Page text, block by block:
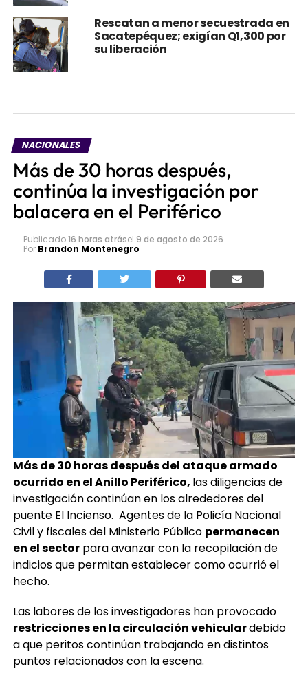
Rescatan a menor secuestrada en
Sacatepéquez; exigían Q1,300 por
su liberación
NACIONALES
Más de 30 horas después,
continúa la investigación por
balacera en el Periférico
Publicado16 horas atrásel 9 de agosto de 2026
Por Brandon Montenegro
Más de 30 horas después del ataque armado
ocurrido en el Anillo Periférico, las diligencias de
investigación continúan en los alrededores del
puente El Incienso. Agentes de la Policía Nacional
Civil y fiscales del Ministerio Público permanecen
en el sectorpara avanzar con la recopilación de
indicios que permitan establecer como ocurrió el
hecho.
Las labores de los investigadores han provocado
restricciones en la circulación vehiculardebido
a que peritos continúan trabajando en distintos
puntos relacionados con la escena.